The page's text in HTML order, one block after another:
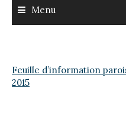
Menu
Feuille d’information
2015